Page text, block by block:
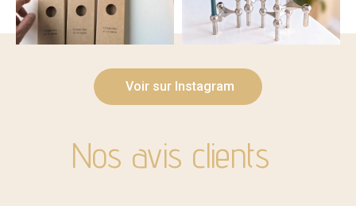
Voir sur Instagram
Nos avis clients